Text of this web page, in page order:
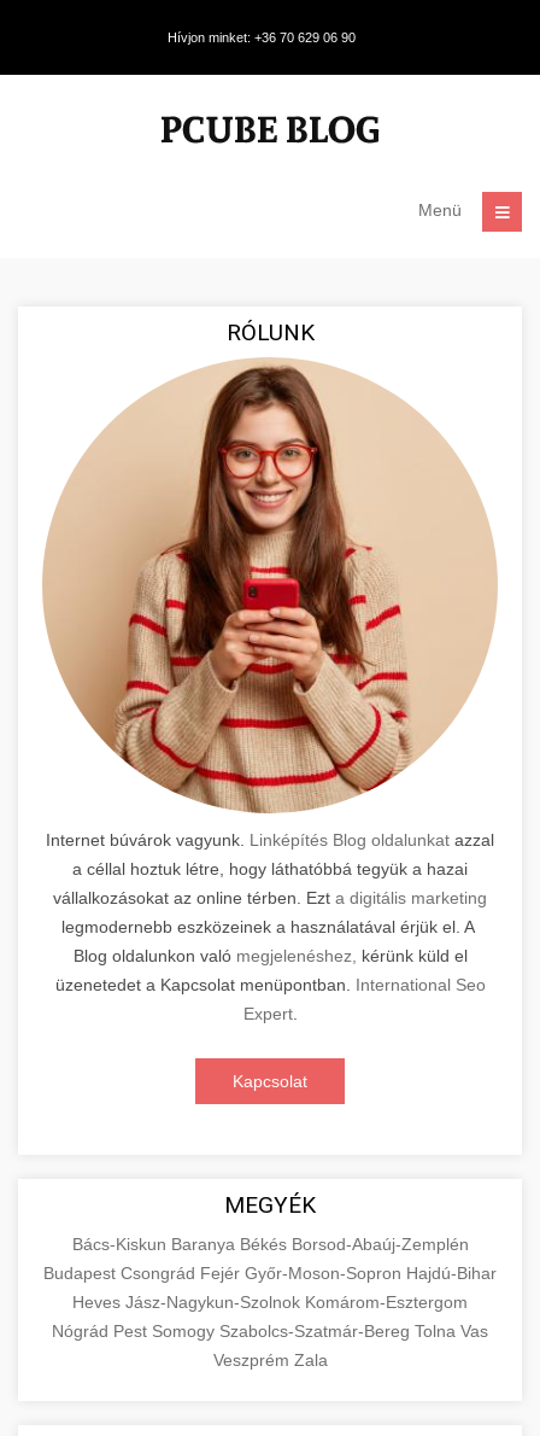
Hívjon minket: +36 70 629 06 90
Menü
RÓLUNK
Internet búvárok vagyunk. Linképítés Blog oldalunkat azzal
a céllal hoztuk létre, hogy láthatóbbá tegyük a hazai
vállalkozásokat az online térben. Ezt a digitális marketing
legmodernebb eszközeinek a használatával érjük el. A
Blog oldalunkon való megjelenéshez,
kérünk küld el
üzenetedet a Kapcsolat menüpontban. International Seo
Expert.
Kapcsolat
MEGYÉK
Bács-Kiskun Baranya Békés Borsod-Abaúj-Zemplén
Budapest Csongrád Fejér Győr-Moson-Sopron Hajdú-Bihar
Heves Jász-Nagykun-Szolnok Komárom-Esztergom
Nógrád Pest Somogy Szabolcs-Szatmár-Bereg Tolna Vas
Veszprém Zala